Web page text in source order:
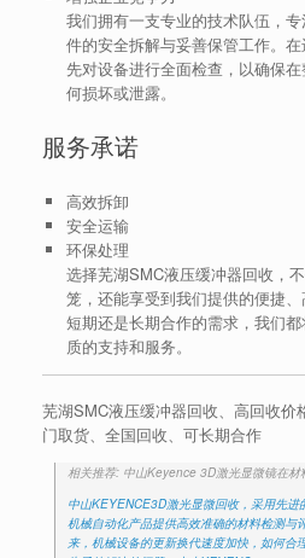
我们拥有一支专业的技术队伍，
件的安全拆解与妥善保管工作。
先对设备进行全面检查，以确保
何损坏或泄露。
服务承诺
高效拆卸
安全运输
环保处理
选择芜湖SMC液压缓冲器回收，
笼，还能享受到我们提供的便捷
短期还是长期合作的需求，我们
质的支持和服务。
芜湖SMC液压缓冲器回收、高回收价
门取货、全国回收、可长期合作
相关推荐: 中山Keyence 3D激光显微镜在材
中山KEYENCE3D激光显微回收，采用先
机械自动化产品提供高效准确的材料检测与
来，机械设备的更新换代速度加快，如何合